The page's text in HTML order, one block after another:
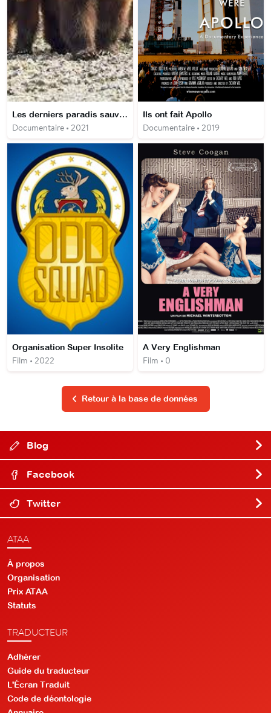
Les derniers paradis sauvages - Alaska, l'ultime frontière de l'Amérique
Documentaire • 2021
Ils ont fait Apollo
Documentaire • 2019
Organisation Super Insolite
Film • 2022
A Very Englishman
Film • 0
Retour à la base de données
Blog
Facebook
Twitter
ATAA
À propos
Organisation
Prix ATAA
Statuts
TRADUCTEUR
Adhérer
Guide du traducteur
L'Écran Traduit
Code de déontologie